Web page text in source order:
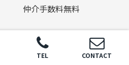
仲介手数料無料
賃貸物件情報
TEL CONTACT